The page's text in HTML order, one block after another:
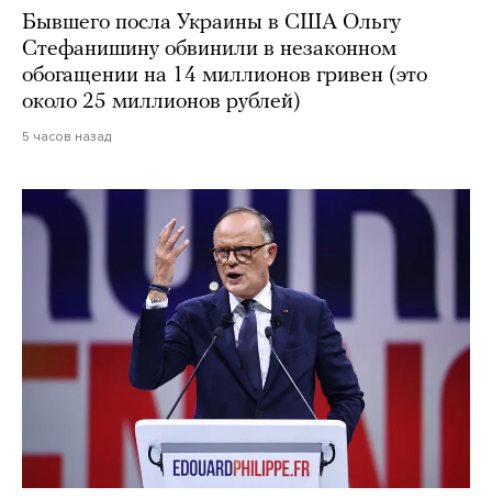
Бывшего посла Украины в США Ольгу
Стефанишину обвинили в незаконном
обогащении на 14 миллионов гривен (это
около 25 миллионов рублей)
5 часов назад